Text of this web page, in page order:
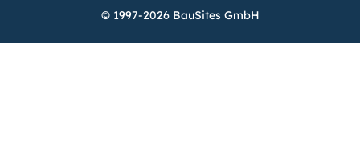
© 1997-2026 BauSites GmbH